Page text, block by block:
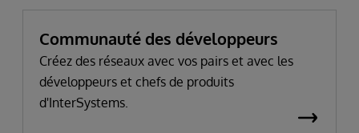
Communauté des développeurs
Créez des réseaux avec vos pairs et avec les
développeurs et chefs de produits
d'InterSystems.